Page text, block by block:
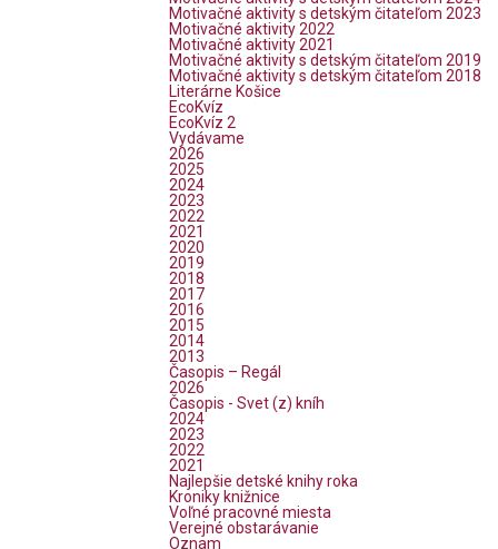
Motivačné aktivity s detským čitateľom 2023
Motivačné aktivity 2022
Motivačné aktivity 2021
Motivačné aktivity s detským čitateľom 2019
Motivačné aktivity s detským čitateľom 2018
Literárne Košice
EcoKvíz
EcoKvíz 2
Vydávame
2026
2025
2024
2023
2022
2021
2020
2019
2018
2017
2016
2015
2014
2013
Časopis – Regál
2026
Časopis - Svet (z) kníh
2024
2023
2022
2021
Najlepšie detské knihy roka
Kroniky knižnice
Voľné pracovné miesta
Verejné obstarávanie
Oznam